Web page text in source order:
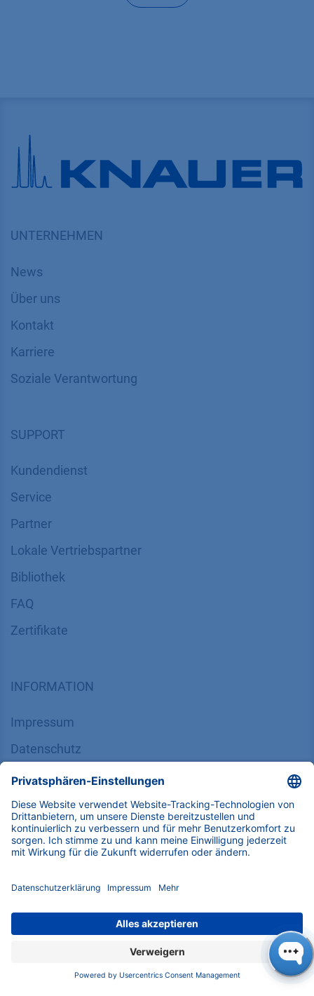
UNTERNEHMEN
News
Über uns
Kontakt
Karriere
Soziale Verantwortung
SUPPORT
Kundendienst
Service
Partner
Lokale Vertriebspartner
Bibliothek
FAQ
Zertifikate
INFORMATION
Impressum
Datenschutz
​​​​​​​​​​​​​​​​​Allgemeine Geschäftsbedingungen
KONTAKT
Wissenschaftliche Geräte GmbH, Hegauer Weg 38,
14163 Berlin, Germany
+49 30 809727-0